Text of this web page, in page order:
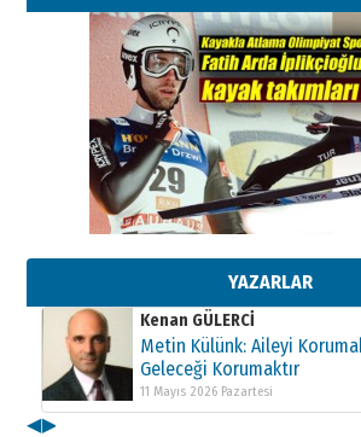
YAZARLAR
Kenan GÜLERCİ
Metin Külünk: Aileyi
Geleceği Korumaktır
Kenan GÜLERCİ
Metin Külünk: Aileyi
Geleceği Korumaktır
11 Mayıs 2026 Pazartesi
Kenan GÜLERCİ
◀▶